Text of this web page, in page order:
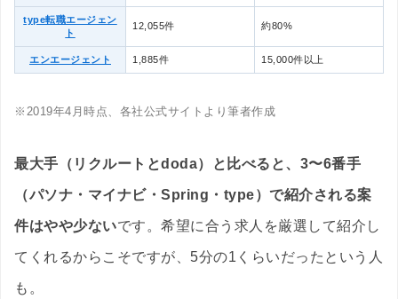
type転職エージェン
ト
12,055件 約80%
エンエージェント 1,885件 15,000件以上
※2019年4月時点、各社公式サイトより筆者作成
最大手（リクルートとdoda）と比べると、3〜6番手
（パソナ・マイナビ・Spring・type）で紹介される案
件はやや少ないです。希望に合う求人を厳選して紹介し
てくれるからこそですが、5分の1くらいだったという人
も。